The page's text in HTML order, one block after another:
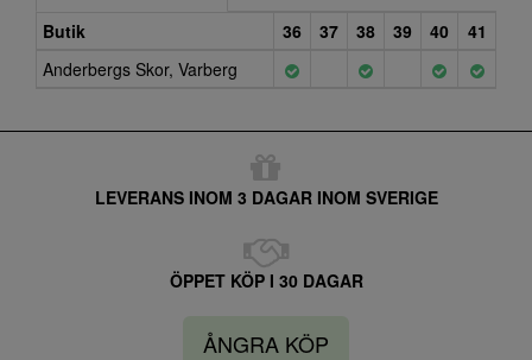
Butik
36 37 38 39 40
41
Anderbergs Skor, Varberg
LEVERANS INOM 3 DAGAR INOM SVERIGE
ÖPPET KÖP I 30 DAGAR
ÅNGRA KÖP